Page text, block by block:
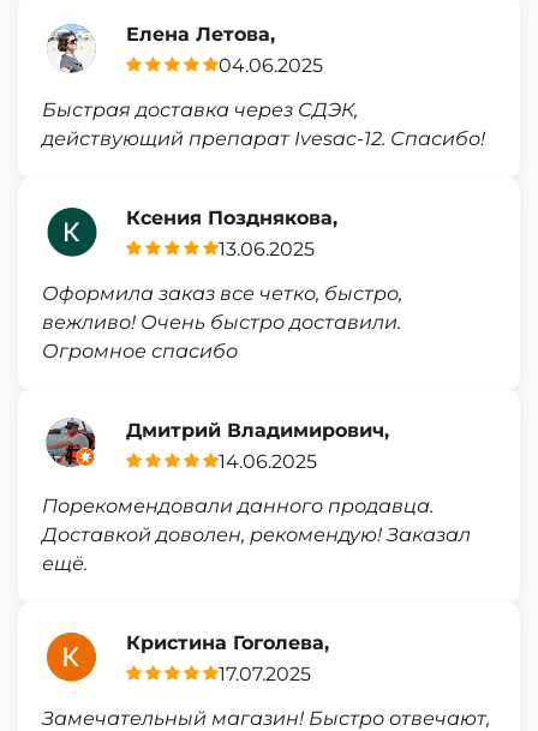
Елена Летова,
04.06.2025
Быстрая доставка через СДЭК,
действующий препарат Ivesac-12. Спасибо!
Ксения Позднякова,
13.06.2025
Оформила заказ все четко, быстро,
вежливо! Очень быстро доставили.
Огромное спасибо
Дмитрий Владимирович,
14.06.2025
Порекомендовали данного продавца.
Доставкой доволен, рекомендую! Заказал
ещё.
Кристина Гоголева,
17.07.2025
Замечательный магазин! Быстро отвечают,